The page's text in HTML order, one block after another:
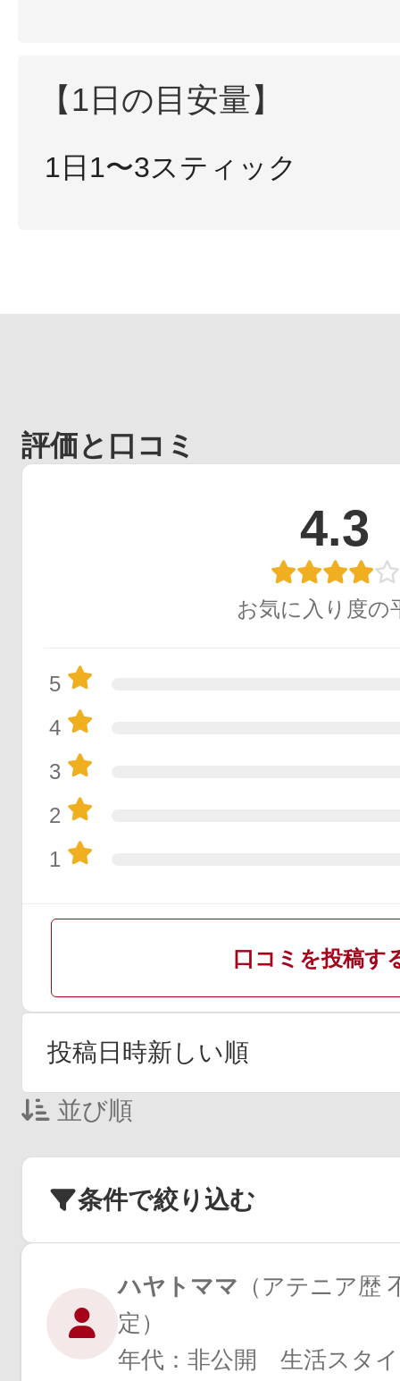
【1日の目安量】
1日1〜3スティック
評価と口コミ
4.3
お気に入り度の
5
4
3
2
1
口コミを投稿す
並び順
条件で絞り込む
ハヤトママ （アテニア歴
定）
年代：非公開 生活スタ